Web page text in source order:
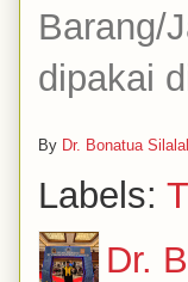
dipakai
By Dr. Bonatua
Labels:
Dr.